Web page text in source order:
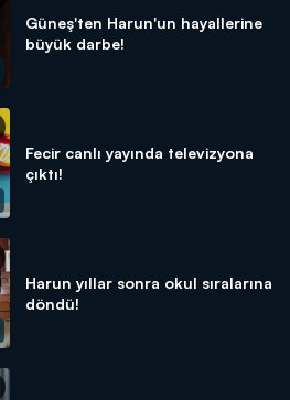
Güneş'ten Harun'un hayallerine
büyük darbe!
Fecir canlı yayında televizyona
çıktı!
Harun yıllar sonra okul sıralarına
döndü!